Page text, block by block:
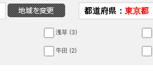
都道府県： 東京都
浅草 (3)
牛田 (2)